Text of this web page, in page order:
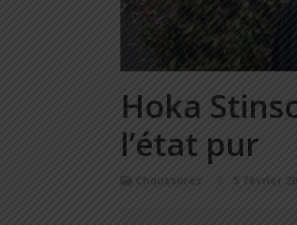
Hoka
l’état pur
Chaussures 5 février